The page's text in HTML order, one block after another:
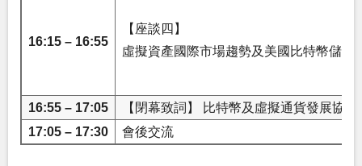
16:15 – 16:55
【座談四】
虛擬資產國際市場趨勢及美國比特幣儲備
16:55 – 17:05
【閉幕致詞】 比特幣及虛擬通貨發展協
17:05 – 17:30
會後交流